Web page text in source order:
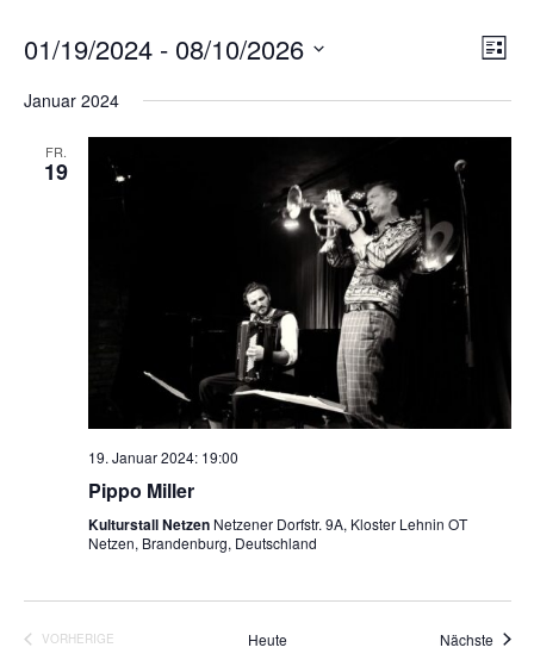
LISTE
01/19/2024 - 08/10/2026
Januar 2024
FR.
19
19. Januar 2024: 19:00
Pippo Miller
Kulturstall Netzen Netzener Dorfstr. 9A, Kloster Lehnin OT
Netzen, Brandenburg, Deutschland
VORHERIGE
Heute Nächste